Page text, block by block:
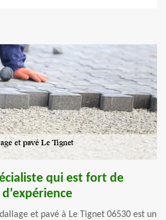
qui est fort de
et pavé à Le Tignet 06530 est un